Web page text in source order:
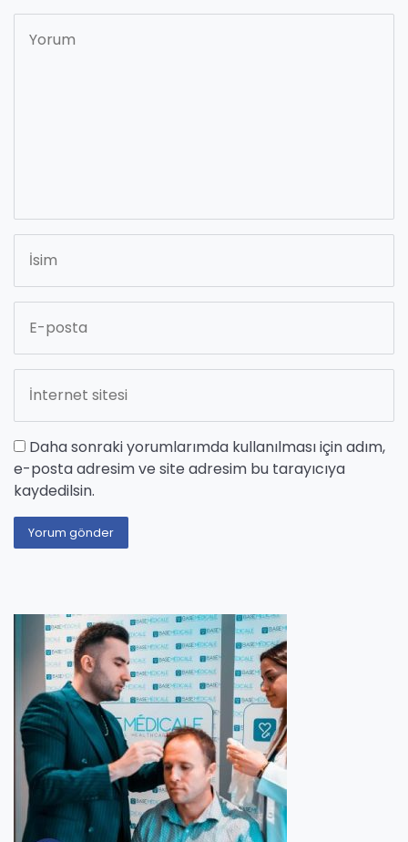
Daha sonraki yorumlarımda kullanılması için adım,
e-posta adresim ve site adresim bu tarayıcıya
kaydedilsin.